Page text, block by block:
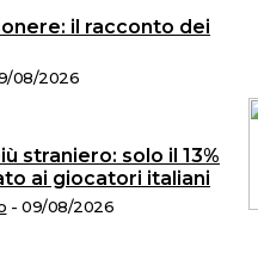
il racconto dei
08/2026
straniero: solo il 13%
ai giocatori italiani
- 09/08/2026